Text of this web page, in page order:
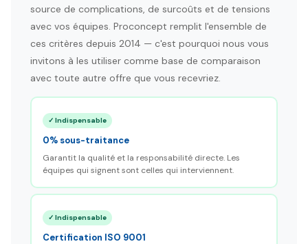
source de complications, de surcoûts et de tensions
avec vos équipes. Proconcept remplit l'ensemble de
ces critères depuis 2014 — c'est pourquoi nous vous
invitons à les utiliser comme base de comparaison
avec toute autre offre que vous recevriez.
✓ Indispensable
0% sous-traitance
Garantit la qualité et la responsabilité directe. Les
équipes qui signent sont celles qui interviennent.
✓ Indispensable
Certification ISO 9001